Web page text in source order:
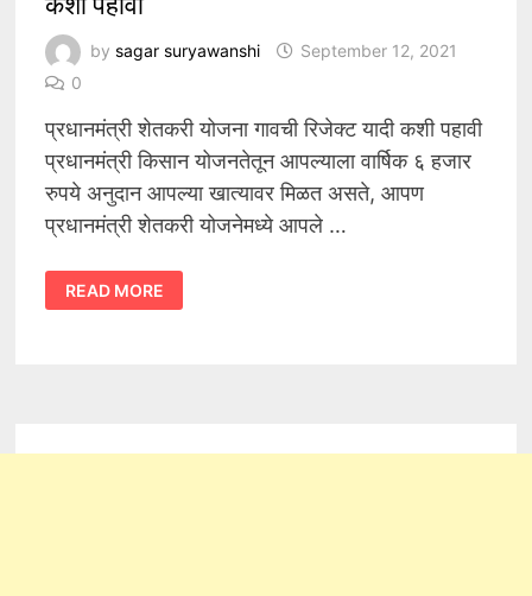
by sagar suryawanshi
September 12, 2021
0
प्रधानमंत्री शेतकरी योजना गावची रिजेक्ट यादी कशी पहावी
प्रधानमंत्री किसान योजनतेतून आपल्याला वार्षिक ६ हजार
रुपये अनुदान आपल्या खात्यावर मिळत असते, आपण
प्रधानमंत्री शेतकरी योजनेमध्ये आपले …
प्रधानमंत्री
शेतकरी
योजना
READ MORE